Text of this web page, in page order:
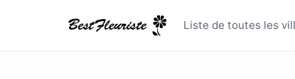
Toutes
Liste de toutes les